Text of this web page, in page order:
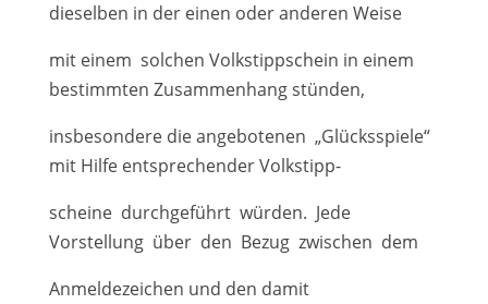
dieselben in der einen oder anderen Weise
mit einem solchen Volkstippschein in einem
bestimmten Zusammenhang stünden,
insbesondere die angebotenen „Glücksspiele“
mit Hilfe entsprechender Volkstipp-
scheine durchgeführt würden. Jede
Vorstellung über den Bezug zwischen dem
Anmeldezeichen und den damit